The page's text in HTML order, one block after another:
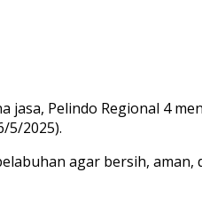
jasa, Pelindo Regional 4
5/2025).
agar bersih, aman,